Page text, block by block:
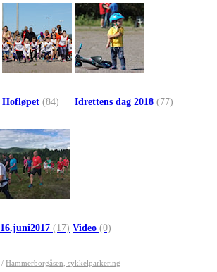
Hofløpet (84) Idrettens dag 2018 (77)
16.juni2017 (17) Video (0)
/ Hammerborgåsen, sykkelparkering